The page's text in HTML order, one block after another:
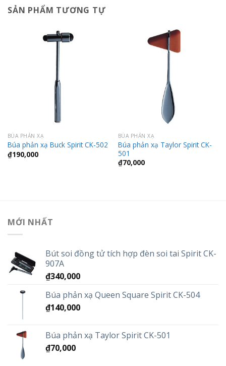
SẢN PHẨM TƯƠNG TỰ
BÚA PHẢN XẠ
Búa phản xạ Buck Spirit CK-502
₫190,000
BÚA PHẢN XẠ
Búa phản xạ Taylor Spirit CK-
501
₫70,000
MỚI NHẤT
Bút soi đồng tử tích hợp đèn soi tai Spirit CK-
907A
₫340,000
Búa phản xạ Queen Square Spirit CK-504
₫140,000
Búa phản xạ Taylor Spirit CK-501
₫70,000